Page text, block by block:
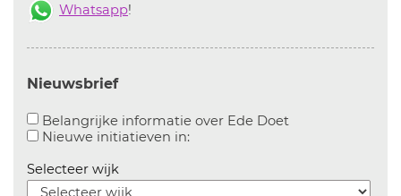
Whatsapp!
Nieuwsbrief
Belangrijke informatie over Ede Doet
Nieuwe initiatieven in:Aanvinken om informatie over
Selecteer wijk